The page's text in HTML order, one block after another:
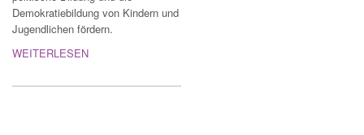
Demokratiebildung von Kindern und
Jugendlichen fördern.
WEITERLESEN